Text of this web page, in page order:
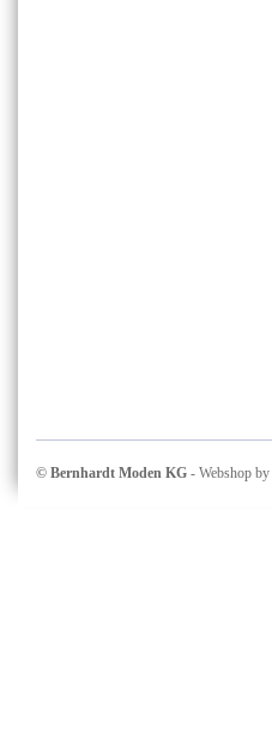
© Bernhardt Moden KG - Webshop by